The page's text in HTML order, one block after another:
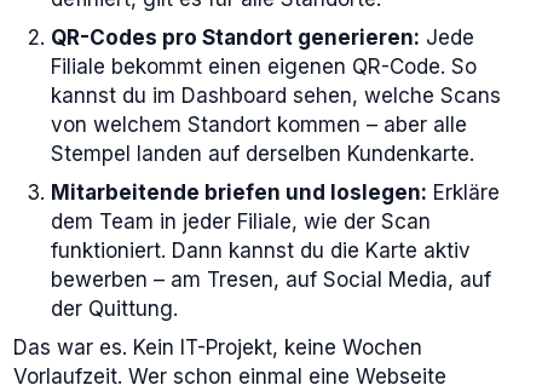
QR-Codes pro Standort generieren: Jede
Filiale bekommt einen eigenen QR-Code. So
kannst du im Dashboard sehen, welche Scans
von welchem Standort kommen – aber alle
Stempel landen auf derselben Kundenkarte.
Mitarbeitende briefen und loslegen: Erkläre
dem Team in jeder Filiale, wie der Scan
funktioniert. Dann kannst du die Karte aktiv
bewerben – am Tresen, auf Social Media, auf
der Quittung.
Das war es. Kein IT-Projekt, keine Wochen
Vorlaufzeit. Wer schon einmal eine Webseite